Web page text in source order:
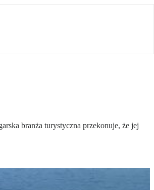
branża turystyczna przekonuje, że jej